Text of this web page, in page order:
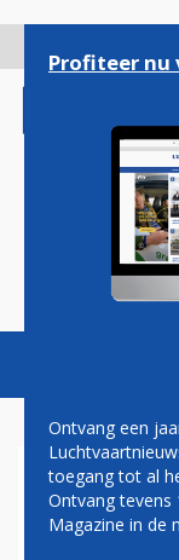
gaan
Magazine
OMAN
Profiteer nu
Ontvang een
toegang tot al
Ontvang tevens
Magazine in de